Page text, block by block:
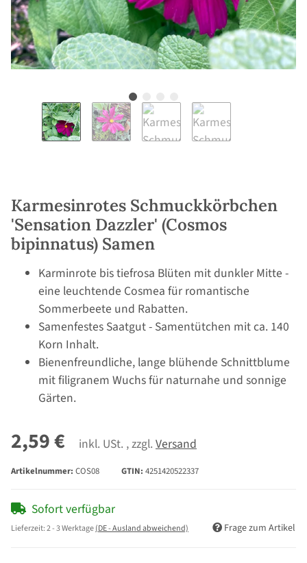
Karmesinrotes Schmuckkörbchen
'Sensation Dazzler' (Cosmos
bipinnatus) Samen
Karminrote bis tiefrosa Blüten mit dunkler Mitte -
eine leuchtende Cosmea für romantische
Sommerbeete und Rabatten.
Samenfestes Saatgut - Samentütchen mit ca. 140
Korn Inhalt.
Bienenfreundliche, lange blühende Schnittblume
mit filigranem Wuchs für naturnahe und sonnige
Gärten.
2,59 € inkl. USt. , zzgl. Versand
Artikelnummer: COS08 GTIN: 4251420522337
Sofort verfügbar
Lieferzeit:2 - 3 Werktage(DE - Ausland abweichend) Frage zum Artikel